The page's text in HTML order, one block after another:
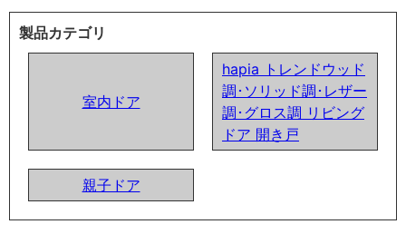
製品カテゴリ
室内ドア
hapia トレンドウッド
調･ソリッド調･レザー
調･グロス調 リビング
ドア 開き戸
親子ドア